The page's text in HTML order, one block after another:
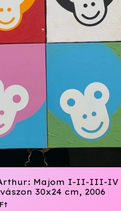
Majom I-II-III-IV
30x24 cm, 2006
Ft